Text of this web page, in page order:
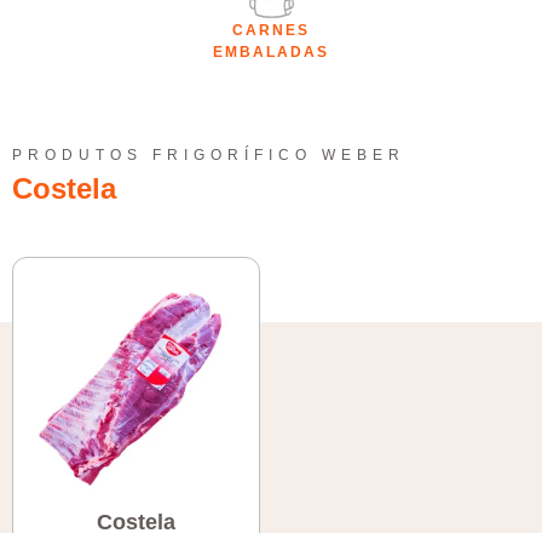
CARNES
EMBALADAS
PRODUTOS FRIGORÍFICO WEBER
Costela
Costela